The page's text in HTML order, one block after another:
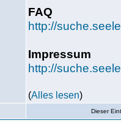
FAQ
http://
Impressum
http://
(Alles lesen)
Dieser